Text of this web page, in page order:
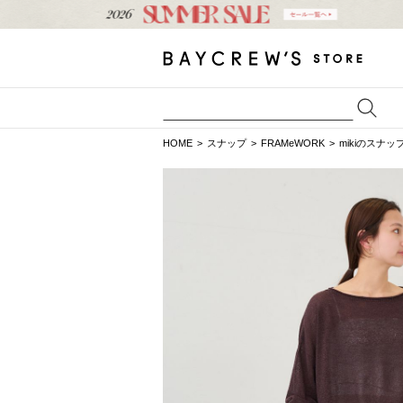
HOME スナップ FRAMeWORK mikiのスナッ